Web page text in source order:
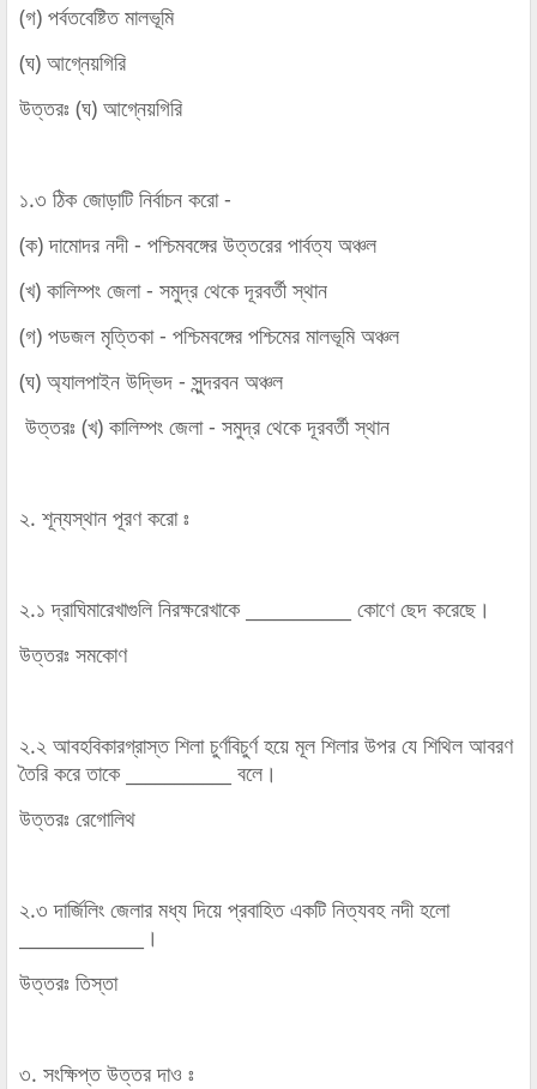
(গ) পর্বতবেষ্টিত মালভূমি
(ঘ) আগ্নেয়গিরি
উত্তরঃ (ঘ) আগ্নেয়গিরি
১.৩ ঠিক জোড়াটি নির্বাচন করো -
(ক) দামোদর নদী - পশ্চিমবঙ্গের উত্তরের পার্বত্য অঞ্চল
(খ) কালিম্পং জেলা - সমুদ্র থেকে দূরবর্তী স্থান
(গ) পডজল মৃত্তিকা - পশ্চিমবঙ্গের পশ্চিমের মালভূমি অঞ্চল
(ঘ) অ্যালপাইন উদ্ভিদ - সুন্দরবন অঞ্চল
উত্তরঃ (খ) কালিম্পং জেলা - সমুদ্র থেকে দূরবর্তী স্থান
২. শূন্যস্থান পূরণ করো ঃ
২.১ দ্রাঘিমারেখাগুলি নিরক্ষরেখাকে ___________ কোণে ছেদ করেছে।
উত্তরঃ সমকোণ
২.২ আবহবিকারগ্রাস্ত শিলা চুর্ণবিচুর্ণ হয়ে মূল শিলার উপর যে শিথিল আবরণ
তৈরি করে তাকে ___________ বলে।
উত্তরঃ রেগোলিথ
২.৩ দার্জিলিং জেলার মধ্য দিয়ে প্রবাহিত একটি নিত্যবহ নদী হলো
_____________।
উত্তরঃ তিস্তা
৩. সংক্ষিপ্ত উত্তর দাও ঃ